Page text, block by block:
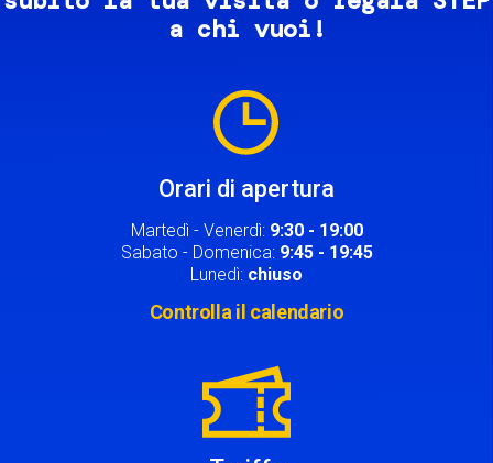
a chi vuoi!
Orari di apertura
Martedì - Venerdì: 9:30 - 19:00
Sabato - Domenica: 9:45 - 19:45
Lunedì: chiuso
Controlla il calendario